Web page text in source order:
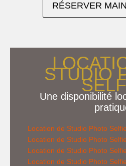
RÉSERVER
STUDIO
Une disponibilité
Location de Studio Photo
Location de Studio Photo Selfie
Location de Studio Photo Selfie
Location de Studio Photo Selfie